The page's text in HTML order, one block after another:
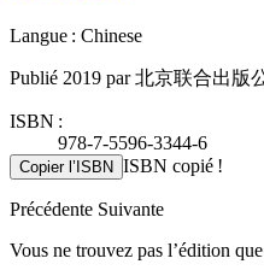
Langue : Chinese
Publié 2019 par 北京联合出版
ISBN :
978-7-5596-3344-6
Copier l’ISBN ISBN copié !
Précédente Suivante
Vous ne trouvez pas l’édition